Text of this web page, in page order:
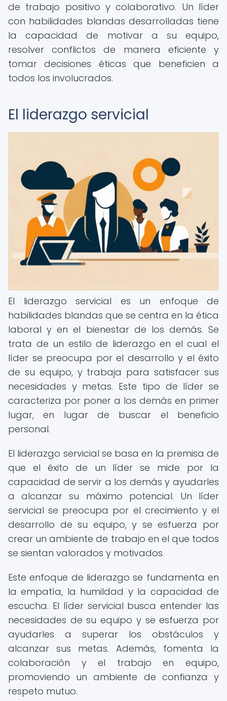
de trabajo positivo y colaborativo. Un líder
con habilidades blandas desarrolladas tiene
la capacidad de motivar a su equipo,
resolver conflictos de manera eficiente y
tomar decisiones éticas que beneficien a
todos los involucrados.
El liderazgo servicial
El liderazgo servicial es un enfoque de
habilidades blandas que se centra en la ética
laboral y en el bienestar de los demás. Se
trata de un estilo de liderazgo en el cual el
líder se preocupa por el desarrollo y el éxito
de su equipo, y trabaja para satisfacer sus
necesidades y metas. Este tipo de líder se
caracteriza por poner a los demás en primer
lugar, en lugar de buscar el beneficio
personal.
El liderazgo servicial se basa en la premisa de
que el éxito de un líder se mide por la
capacidad de servir a los demás y ayudarles
a alcanzar su máximo potencial. Un líder
servicial se preocupa por el crecimiento y el
desarrollo de su equipo, y se esfuerza por
crear un ambiente de trabajo en el que todos
se sientan valorados y motivados.
Este enfoque de liderazgo se fundamenta en
la empatía, la humildad y la capacidad de
escucha. El líder servicial busca entender las
necesidades de su equipo y se esfuerza por
ayudarles a superar los obstáculos y
alcanzar sus metas. Además, fomenta la
colaboración y el trabajo en equipo,
promoviendo un ambiente de confianza y
respeto mutuo.